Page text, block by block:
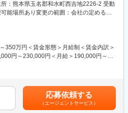
み／残業月平均10～20時間で仕事と家庭
。
％◎両立支援制度充実で女性の勤続平
どを活かし、システムキッチン・システ
水まわり製品を製造。
「トクラス株式会社」として新たなスター
から世界へ！酒造りプロジェクト／
環境保全、文化伝統継承から成る酒造り
献しながら働けます！
みならず、収穫祭などイベント運営にも
：熊本県玉名郡和水町西吉地2226-2 受動
能場所あり変更の範囲：会社の定める事
350万円＜賃金形態＞月給制＜賃金内訳＞
円～230,000円＜月給＞190,000円～
安の金額であり、選考を通じて上下する
(月額)は固定手当を含めた表記です。
応募依頼する
（エージェントサービス）